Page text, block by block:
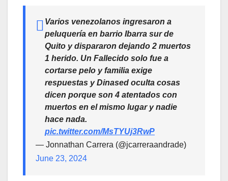
Varios venezolanos ingresaron a
peluquería en barrio Ibarra sur de
Quito y dispararon dejando 2 muertos
1 herido. Un Fallecido solo fue a
cortarse pelo y familia exige
respuestas y Dinased oculta cosas
dicen porque son 4 atentados con
muertos en el mismo lugar y nadie
hace nada.
pic.twitter.com/MsTYUj3RwP
— Jonnathan Carrera (@jcarreraandrade)
June 23, 2024